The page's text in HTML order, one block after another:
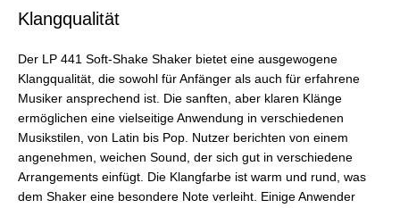
Klangqualität
Der LP 441 Soft-Shake Shaker bietet eine ausgewogene
Klangqualität, die sowohl für Anfänger als auch für erfahrene
Musiker ansprechend ist. Die sanften, aber klaren Klänge
ermöglichen eine vielseitige Anwendung in verschiedenen
Musikstilen, von Latin bis Pop. Nutzer berichten von einem
angenehmen, weichen Sound, der sich gut in verschiedene
Arrangements einfügt. Die Klangfarbe ist warm und rund, was
dem Shaker eine besondere Note verleiht. Einige Anwender